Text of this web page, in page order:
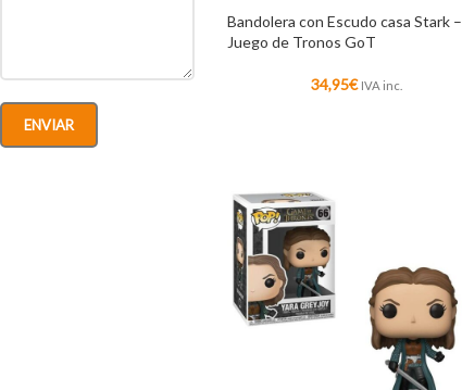
Bandolera con Escudo casa Stark –
Juego de Tronos GoT
34,95€ IVA inc.